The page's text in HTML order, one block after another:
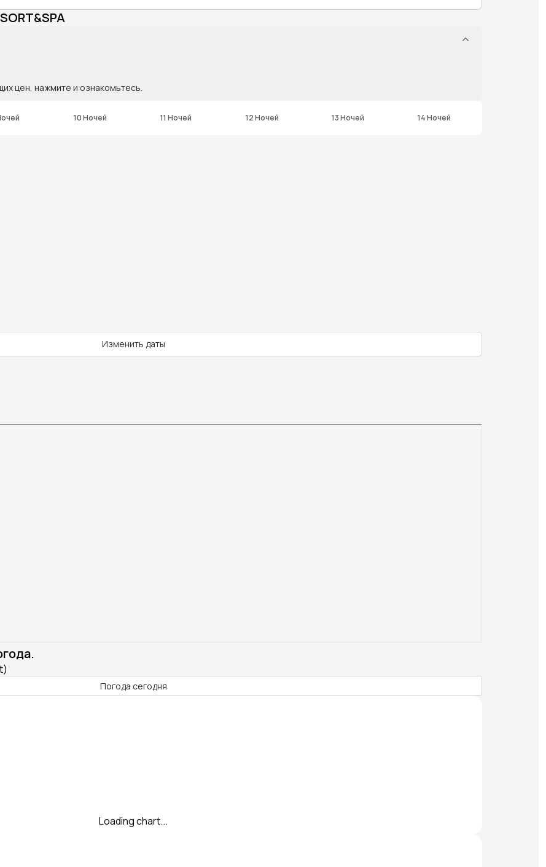
цен, нажмите и ознакомьтесь.
10 Ночей 11 Ночей 12 Ночей 13 Ночей 14 Ночей
Изменить даты
Погода сегодня
Loading chart...